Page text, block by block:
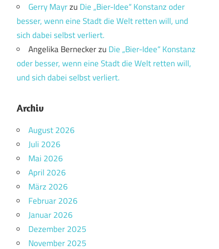
Gerry Mayrzu Die „Bier-Idee“ Konstanz oder
besser, wenn eine Stadt die Welt retten will, und
sich dabei selbst verliert.
Angelika Berneckerzu Die „Bier-Idee“ Konstanz
oder besser, wenn eine Stadt die Welt retten will,
und sich dabei selbst verliert.
Archiv
August 2026
Juli 2026
Mai 2026
April 2026
März 2026
Februar 2026
Januar 2026
Dezember 2025
November 2025